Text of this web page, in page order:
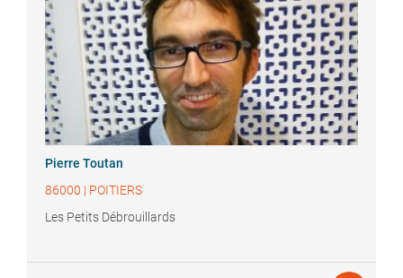
Pierre Toutan
86000 | POITIERS
Les Petits Débrouillards